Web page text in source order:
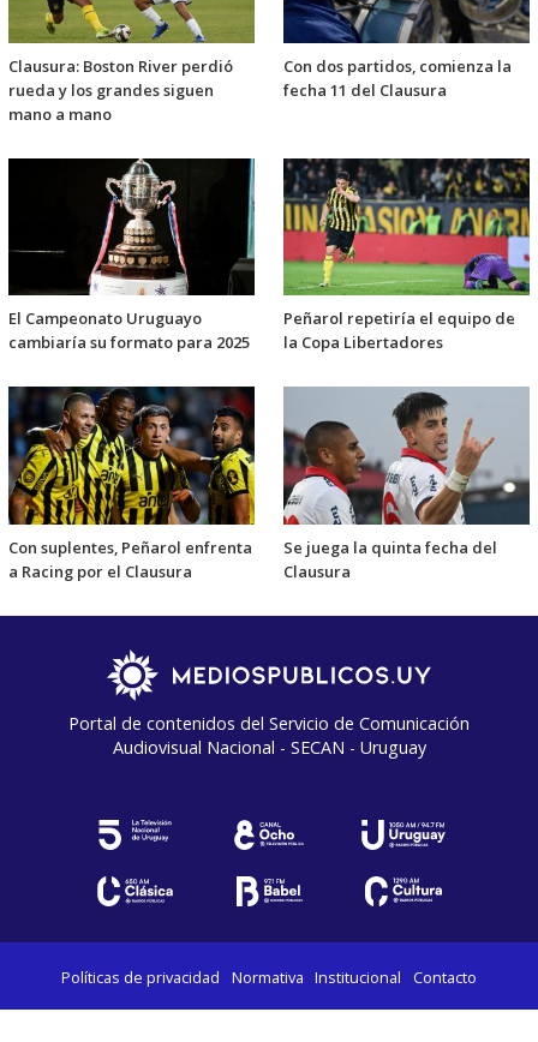
Clausura: Boston River perdió
rueda y los grandes siguen
mano a mano
Con dos partidos, comienza la
fecha 11 del Clausura
El Campeonato Uruguayo
cambiaría su formato para 2025
Peñarol repetiría el equipo de
la Copa Libertadores
Con suplentes, Peñarol enfrenta
a Racing por el Clausura
Se juega la quinta fecha del
Clausura
Portal de contenidos del Servicio de Comunicación
Audiovisual Nacional - SECAN - Uruguay
Políticas de privacidad Normativa Institucional Contacto